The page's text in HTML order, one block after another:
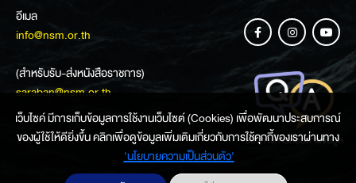
อีเมล
info@nsm.or.th
(สำหรับรับ-ส่งหนังสือราชการ)
saraban@nsm.or.th
ช่องทางการสอบถามข้อมูล
เว็บไซค์ มีการเก็บข้อมูลการใช้งานเว็บไซต์ (Cookies) เพื่อพัฒนาประสบการณ์
ของผู้ใช้ให้ดียิ่งขึ้น คลิกเพื่อดูข้อมูลเพิ่มเติมเกี่ยวกับการใช้คุกกี้ของเราผ่านทาง
‘นโยบายความเป็นส่วนตัว'